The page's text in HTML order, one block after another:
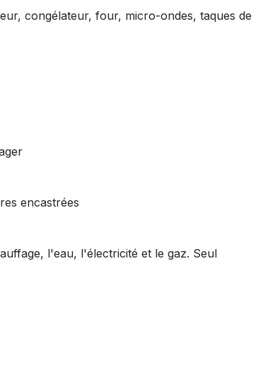
congélateur, four, micro-ondes, taques de
encastrées
l'eau, l'électricité et le gaz. Seul